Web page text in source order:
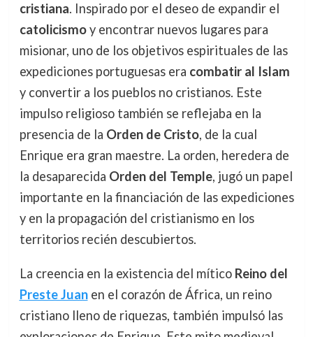
cristiana. Inspirado por el deseo de expandir el
catolicismoy encontrar nuevos lugares para
misionar, uno de los objetivos espirituales de las
expediciones portuguesas era combatir al Islam
y convertir a los pueblos no cristianos. Este
impulso religioso también se reflejaba en la
presencia de la Orden de Cristo, de la cual
Enrique era gran maestre. La orden, heredera de
la desaparecida Orden del Temple, jugó un papel
importante en la financiación de las expediciones
y en la propagación del cristianismo en los
territorios recién descubiertos.
La creencia en la existencia del mítico Reino del
Preste Juanen el corazón de África, un reino
cristiano lleno de riquezas, también impulsó las